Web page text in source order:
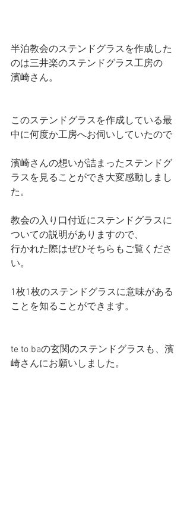
半泊教会のステンドグラスを作成した
のは三井楽のステンドグラス工房の
濱崎さん。
このステンドグラスを作成している最
中に何度か工房へお伺いしていたので
濱崎さんの想いが詰まったステンドグ
ラスを見ることができ大変感動しまし
た。
教会の入り口付近にステンドグラスに
ついての説明がありますので、
行かれた際はぜひそちらもご覧くださ
い。
1枚1枚のステンドグラスに意味がある
ことを知ることができます。
te to baの玄関のステンドグラスも、濱
崎さんにお願いしました。